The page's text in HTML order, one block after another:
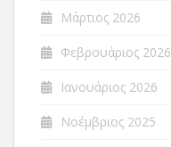
Μάρτιος 2026
Φεβρουάριος 2026
Ιανουάριος 2026
Νοέμβριος 2025